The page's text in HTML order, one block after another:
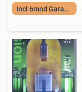
Incl 6mnd Garantie